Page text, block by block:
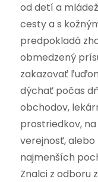
od detí a
cesty a s
predpokladá
obmedzený
zakazovať
dýchať počas
obchodov,
prostriedkov,
verejnosť, alebo
najmenších
Znalci z odboru